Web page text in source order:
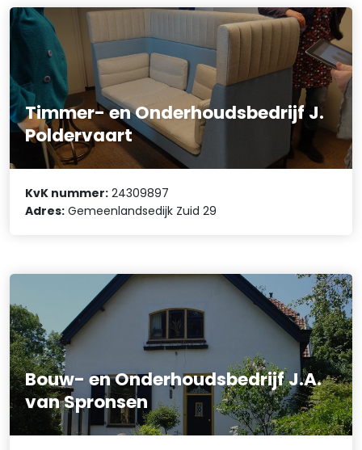
Timmer- en Onderhoudsbedrijf J.
Poldervaart
KvK nummer: 24309897
Adres: Gemeenlandsedijk Zuid 29
Bouw- en Onderhoudsbedrijf J.A.
van Spronsen